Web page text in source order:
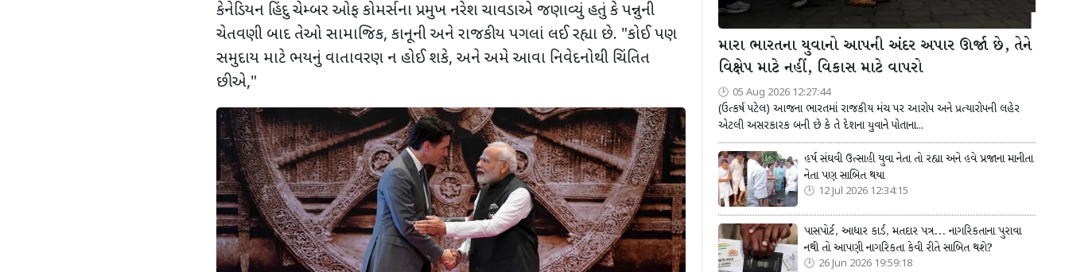
કેનેડિયન હિંદુ ચેમ્બર ઓફ કોમર્સના પ્રમુખ નરેશ ચાવડાએ જણાવ્યું હતું કે પન્નુની
ચેતવણી બાદ તેઓ સામાજિક, કાનૂની અને રાજકીય પગલાં લઈ રહ્યા છે. "કોઈ પણ
સમુદાય માટે ભયનું વાતાવરણ ન હોઈ શકે, અને અમે આવા નિવેદનોથી ચિંતિત
છીએ,"
મારા ભારતના યુવાનો આપની અંદર અપાર ઊર્જા છે, તેને
વિક્ષેપ માટે નહીં, વિકાસ માટે વાપરો
05 Aug 2026 12:27:44
(ઉત્કર્ષ પટેલ) આજના ભારતમાં રાજકીય મંચ પર આરોપ અને પ્રત્યારોપની લહેર
એટલી અસરકારક બની છે કે તે દેશના યુવાને પોતાના...
હર્ષ સંઘવી ઉત્સાહી યુવા નેતા તો રહ્યા અને હવે પ્રજાના માનીતા
નેતા પણ સાબિત થયા
12 Jul 2026 12:34:15
પાસપોર્ટ, આધાર કાર્ડ, મતદાર પત્ર... નાગરિકતાના પુરાવા
નથી તો આપણી નાગરિકતા કેવી રીતે સાબિત થશે?
26 Jun 2026 19:59:18